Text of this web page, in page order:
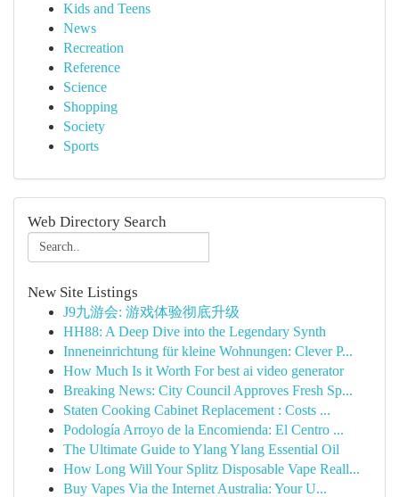
Kids and Teens
News
Recreation
Reference
Science
Shopping
Society
Sports
Web Directory Search
New Site Listings
J9九游会: 游戏体验彻底升级
HH88: A Deep Dive into the Legendary Synth
Inneneinrichtung für kleine Wohnungen: Clever P...
How Much Is it Worth For best ai video generator
Breaking News: City Council Approves Fresh Sp...
Staten Cooking Cabinet Replacement : Costs ...
Podología Arroyo de la Encomienda: El Centro ...
The Ultimate Guide to Ylang Ylang Essential Oil
How Long Will Your Splitz Disposable Vape Reall...
Buy Vapes Via the Internet Australia: Your U...